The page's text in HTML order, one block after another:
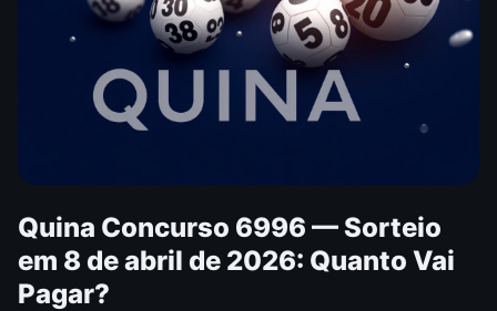
Quina Concurso 6996 — Sorteio
em 8 de abril de 2026: Quanto Vai
Pagar?